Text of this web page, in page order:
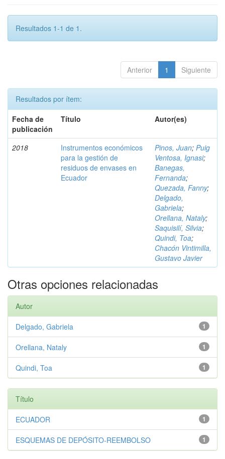
Resultados 1-1 de 1.
Anterior 1 Siguiente
Resultados por ítem:
Fecha de
publicación
Título Autor(es)
2018
Instrumentos económicos
para la gestión de
residuos de envases en
Ecuador
Pinos, Juan; Puig
Ventosa, Ignasi;
Banegas,
Fernanda;
Quezada, Fanny;
Delgado,
Gabriela;
Orellana, Nataly;
Saquisilí, Silvia;
Quindi, Toa;
Chacón Vintimilla,
Gustavo Javier
Otras opciones relacionadas
Autor
1
Delgado, Gabriela
1
Orellana, Nataly
1
Quindi, Toa
Título
1
ECUADOR
1
ESQUEMAS DE DEPÓSITO-REEMBOLSO